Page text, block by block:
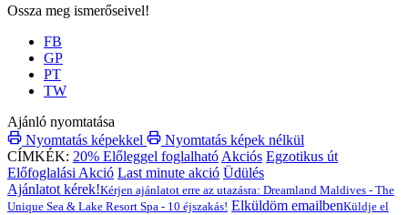
Ossza meg ismerőseivel!
FB
GP
PT
TW
Ajánló nyomtatása
Nyomtatás képekkel
Nyomtatás képek nélkül
CÍMKÉK: 20% Előleggel foglalható Akciós Egzotikus út
Előfoglalási Akció Last minute akció Üdülés
Ajánlatot kérek!Kérjen ajánlatot erre az utazásra: Dreamland Maldives - The
Unique Sea & Lake Resort Spa - 10 éjszakás! Elküldöm emailbenKüldje el